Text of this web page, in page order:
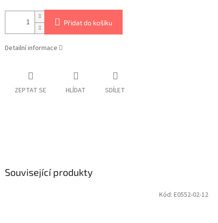
Přidat do košíku
Detailní informace
ZEPTAT SE HLÍDAT SDÍLET
Související produkty
Kód: E0552-02-12